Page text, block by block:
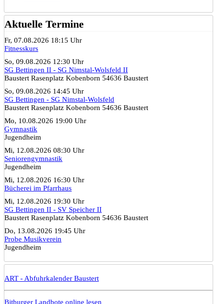
Aktuelle Termine
Fr, 07.08.2026 18:15 Uhr
Fitnesskurs
So, 09.08.2026 12:30 Uhr
SG Bettingen II - SG Nimstal-Wolsfeld II
Baustert Rasenplatz Kobenborn 54636 Baustert
So, 09.08.2026 14:45 Uhr
SG Bettingen - SG Nimstal-Wolsfeld
Baustert Rasenplatz Kobenborn 54636 Baustert
Mo, 10.08.2026 19:00 Uhr
Gymnastik
Jugendheim
Mi, 12.08.2026 08:30 Uhr
Seniorengymnastik
Jugendheim
Mi, 12.08.2026 16:30 Uhr
Bücherei im Pfarrhaus
Mi, 12.08.2026 19:30 Uhr
SG Bettingen II - SV Speicher II
Baustert Rasenplatz Kobenborn 54636 Baustert
Do, 13.08.2026 19:45 Uhr
Probe Musikverein
Jugendheim
ART - Abfuhrkalender Baustert
Bitburger Landbote online lesen